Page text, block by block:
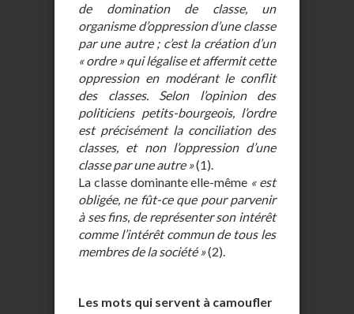
de domination de classe, un
organisme d’oppression d’une classe
par une autre ; c’est la création d’un
« ordre » qui légalise et affermit cette
oppression en modérant le conflit
des classes. Selon l’opinion des
politiciens petits-bourgeois, l’ordre
est précisément la conciliation des
classes, et non l’oppression d’une
classe par une autre »(1).
La classe dominante elle-même « est
obligée, ne fût-ce que pour parvenir
à ses fins, de représenter son intérêt
comme l’intérêt commun de tous les
membres de la société »(2).
Les mots qui servent à camoufler